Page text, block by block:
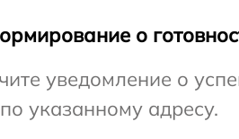
о
уведомление о
указанному адресу.